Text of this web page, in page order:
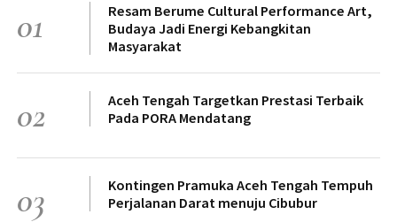
01
Resam Berume Cultural Performance Art,
Budaya Jadi Energi Kebangkitan
Masyarakat
02
Aceh Tengah Targetkan Prestasi Terbaik
Pada PORA Mendatang
03
Kontingen Pramuka Aceh Tengah Tempuh
Perjalanan Darat menuju Cibubur